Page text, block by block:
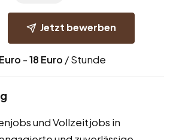
Jetzt bewerben
Euro -18 Euro / Stunde
und Vollzeitjobs in